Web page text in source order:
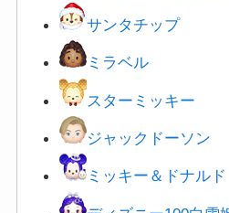
サンタチップ
ミラベル
スターミッキー
ジャックドーソン
ミッキー＆ドナルド